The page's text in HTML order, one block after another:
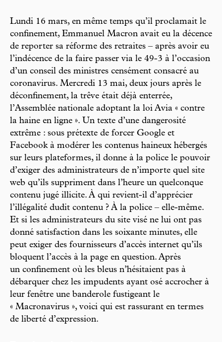
Lundi 16 mars, en même temps qu’il proclamait le
confinement, Emmanuel Macron avait eu la décence
de reporter sa réforme des retraites – après avoir eu
l’indécence de la faire passer via le 49-3 à l’occasion
d’un conseil des ministres censément consacré au
coronavirus. Mercredi 13 mai, deux jours après le
déconfinement, la trêve était déjà enterrée,
l’Assemblée nationale adoptant la loi Avia « contre
la haine en ligne ». Un texte d’une dangerosité
extrême : sous prétexte de forcer Google et
Facebook à modérer les contenus haineux hébergés
sur leurs plateformes, il donne à la police le pouvoir
d’exiger des administrateurs de n’importe quel site
web qu’ils suppriment dans l’heure un quelconque
contenu jugé illicite. À qui revient-il d’apprécier
l’illégalité dudit contenu ? À la police – elle-même.
Et si les administrateurs du site visé ne lui ont pas
donné satisfaction dans les soixante minutes, elle
peut exiger des fournisseurs d’accès internet qu’ils
bloquent l’accès à la page en question. Après
un confinement où les bleus n’hésitaient pas à
débarquer chez les impudents ayant osé accrocher à
leur fenêtre une banderole fustigeant le
« Macronavirus », voici qui est rassurant en termes
de liberté d’expression.